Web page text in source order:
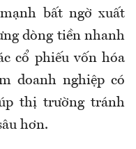
bất ngờ xuất
dòng tiền nhanh
cổ phiếu vốn hóa
doanh nghiệp có
thị trường tránh
hơn.